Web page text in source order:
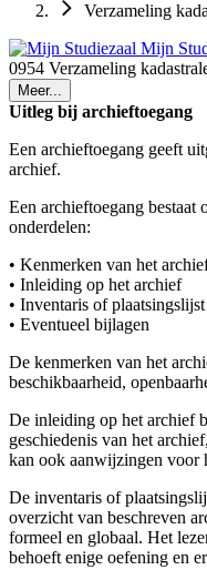
Verzameling
Mijn
0954 Verzameling
Meer...
Uitleg bij archieftoegang
Een archieftoegang geeft
archief.
Een archieftoegang bestaat
onderdelen:
• Kenmerken van het
• Inleiding op het archief
• Inventaris of plaatsingslijst
• Eventueel bijlagen
De kenmerken van het
beschikbaarheid,
De inleiding op het archief
geschiedenis van het
kan ook aanwijzingen voor
De inventaris of
overzicht van beschreven
formeel en globaal. Het
behoeft enige oefening en